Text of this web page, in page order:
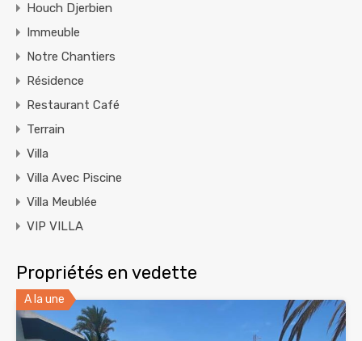
Houch Djerbien
Immeuble
Notre Chantiers
Résidence
Restaurant Café
Terrain
Villa
Villa Avec Piscine
Villa Meublée
VIP VILLA
Propriétés en vedette
A la une